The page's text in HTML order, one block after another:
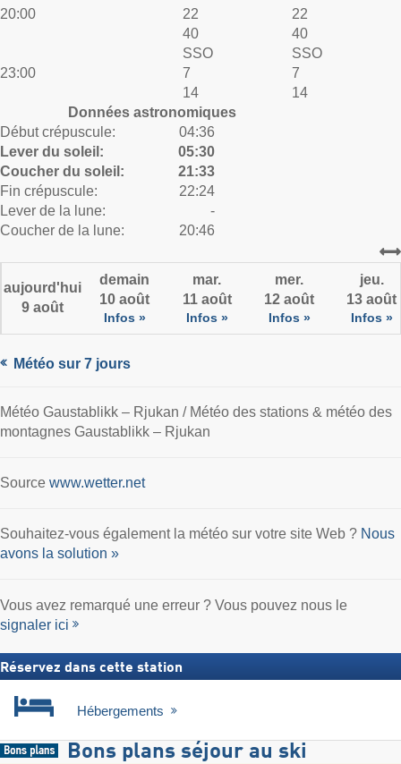
20:00
22
40
22
40
23:00
SSO
7
14
SSO
7
14
Données astronomiques
Début crépuscule:
Lever du soleil:
Coucher du soleil:
Fin crépuscule:
04:36
05:30
21:33
22:24
Lever de la lune:
Coucher de la lune:
-
20:46
aujourd'hui
9 août
demain
10 août
Infos »
mar.
11 août
Infos »
mer.
12 août
Infos »
jeu.
13 août
Infos »
Météo sur 7 jours
Météo Gaustablikk – Rjukan / Météo des stations & météo des
montagnes Gaustablikk – Rjukan
Source www.wetter.net
Souhaitez-vous également la météo sur votre site Web ? Nous
avons la solution »
Vous avez remarqué une erreur ? Vous pouvez nous le
signaler ici
Réservez dans cette station
Hébergements
Bons plans séjour au ski